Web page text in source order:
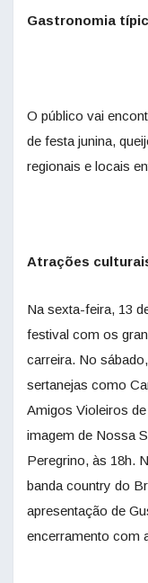
Gastronomia
O público vai
de festa junina,
regionais e locais
Atrações
Na sexta-feira, 13
festival com os
carreira. No
sertanejas como
Amigos Violeiros
imagem de Nossa
Peregrino, às 18h.
banda country do
apresentação de
encerramento com